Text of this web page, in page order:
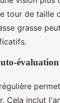
tour de taille
grasse
évaluation
régulière
Cela inclut